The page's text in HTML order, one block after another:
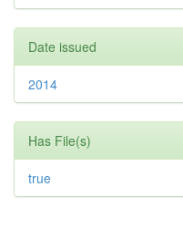
Date issued
2014
Has File(s)
true